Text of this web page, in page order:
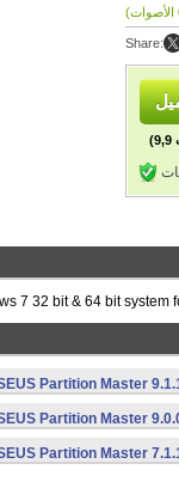
Share:
7 32 bit & 64 bit system
Partition Master
Partition Master
Partition Master